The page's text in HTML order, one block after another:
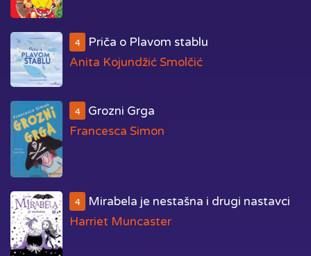
4
Priča o Plavom stablu
Anita Kojundžić Smolčić
4
Grozni Grga
Francesca Simon
4
Mirabela je nestašna i drugi nastavci
Harriet Muncaster